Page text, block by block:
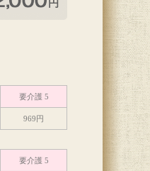
要介護 5
969円
要介護 5